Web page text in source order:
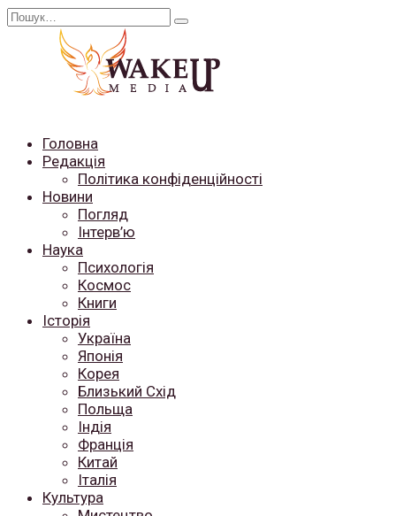
Перейти
Search
Головна
Редакція
Політика конфіденційності
Новини
Погляд
Інтерв’ю
Наука
Психологія
Космос
Книги
Історія
Україна
Японія
Корея
Близький Схід
Польща
Індія
Франція
Китай
Італія
Культура